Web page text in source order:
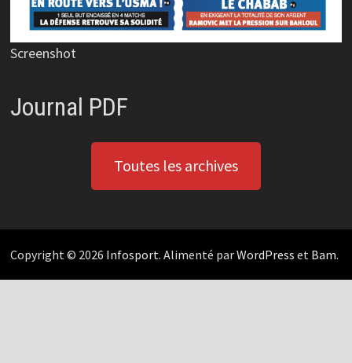
Screenshot
Journal PDF
Toutes les archives
Copyright © 2026 Infosport. Alimenté parWordPress et Bam.